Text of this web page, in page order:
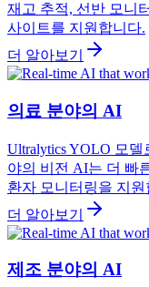
재고 추적, 선반 모니
사이트를 지원합니다.
더 알아보기
의료 분야의 AI
Ultralytics YOLO 모
야의 비전 AI는 더 빠
환자 모니터링을 지원
더 알아보기
제조 분야의 AI